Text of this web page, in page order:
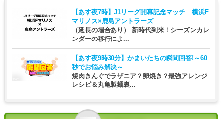
【あす夜7時】 J1リーグ開幕記念マッチ 横浜F
マリノス×鹿島アントラーズ
（延長の場合あり） 新時代到来！シーズンカレ
ンダーの移行によ...
【あす夜9時30分】 かまいたちの瞬間回答!～60
秒でお悩み解決～
焼肉きんぐでラザニア？卵焼き？最強アレンジ
レシピ＆丸亀製麺裏...